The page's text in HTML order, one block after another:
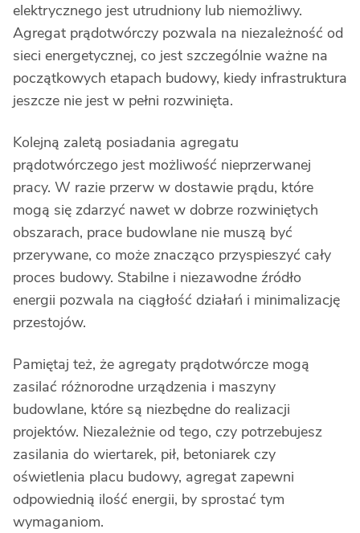
elektrycznego jest utrudniony lub niemożliwy.
Agregat prądotwórczy pozwala na niezależność od
sieci energetycznej, co jest szczególnie ważne na
początkowych etapach budowy, kiedy infrastruktura
jeszcze nie jest w pełni rozwinięta.
Kolejną zaletą posiadania agregatu
prądotwórczego jest możliwość nieprzerwanej
pracy. W razie przerw w dostawie prądu, które
mogą się zdarzyć nawet w dobrze rozwiniętych
obszarach, prace budowlane nie muszą być
przerywane, co może znacząco przyspieszyć cały
proces budowy. Stabilne i niezawodne źródło
energii pozwala na ciągłość działań i minimalizację
przestojów.
Pamiętaj też, że agregaty prądotwórcze mogą
zasilać różnorodne urządzenia i maszyny
budowlane, które są niezbędne do realizacji
projektów. Niezależnie od tego, czy potrzebujesz
zasilania do wiertarek, pił, betoniarek czy
oświetlenia placu budowy, agregat zapewni
odpowiednią ilość energii, by sprostać tym
wymaganiom.